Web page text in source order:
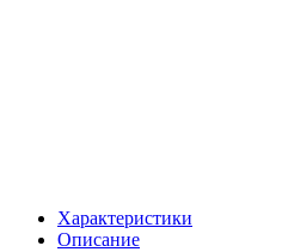
Характеристики
Описание